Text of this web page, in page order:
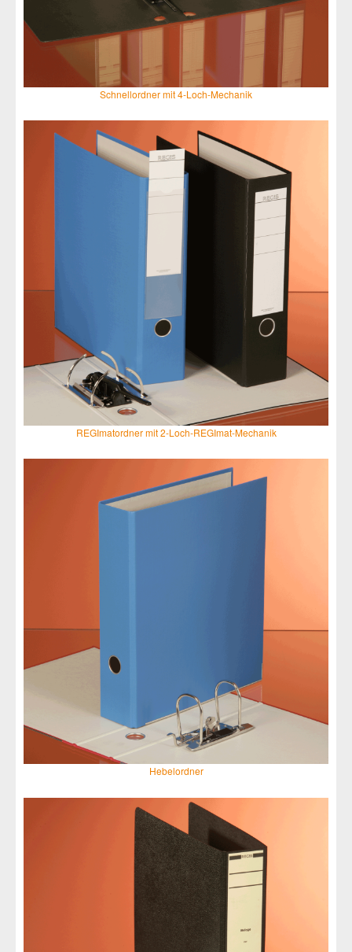
Schnellordner mit 4-Loch-Mechanik
REGImatordner mit 2-Loch-REGImat-Mechanik
Hebelordner